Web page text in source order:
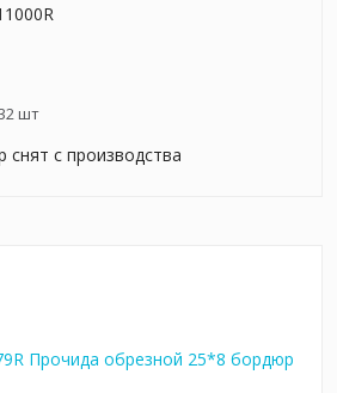
шт
снят с производства